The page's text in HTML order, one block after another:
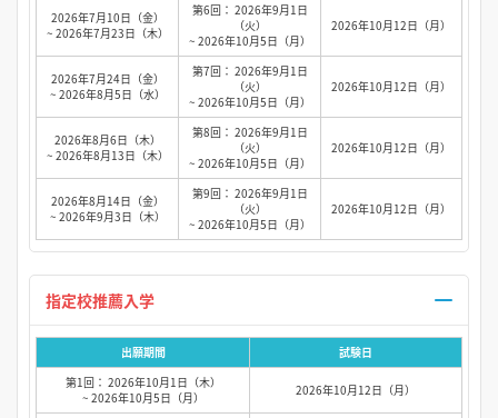
2026年7月10日（金）
~ 2026年7月23日（木）
第6回： 2026年9月1日
（火）
~ 2026年10月5日（月）
2026年10月12日（月）
2026年7月24日（金）
~ 2026年8月5日（水）
第7回： 2026年9月1日
（火）
~ 2026年10月5日（月）
2026年10月12日（月）
2026年8月6日（木）
~ 2026年8月13日（木）
第8回： 2026年9月1日
（火）
~ 2026年10月5日（月）
2026年10月12日（月）
2026年8月14日（金）
~ 2026年9月3日（木）
第9回： 2026年9月1日
（火）
~ 2026年10月5日（月）
2026年10月12日（月）
出願期間
試験日
第1回： 2026年10月1日（木）
~ 2026年10月5日（月）
2026年10月12日（月）